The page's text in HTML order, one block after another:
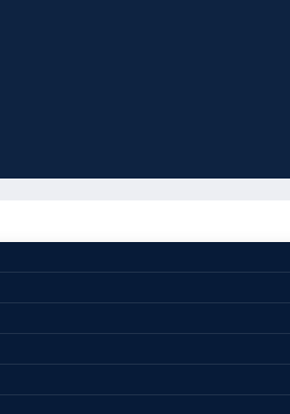
，事关人民群众切身利益保障
，行政执法机关移送涉嫌犯罪
到，在一些行政执法领域，有